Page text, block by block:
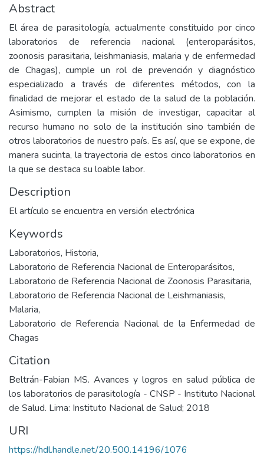
Abstract
El área de parasitología, actualmente constituido por cinco
laboratorios de referencia nacional (enteroparásitos,
zoonosis parasitaria, leishmaniasis, malaria y de enfermedad
de Chagas), cumple un rol de prevención y diagnóstico
especializado a través de diferentes métodos, con la
finalidad de mejorar el estado de la salud de la población.
Asimismo, cumplen la misión de investigar, capacitar al
recurso humano no solo de la institución sino también de
otros laboratorios de nuestro país. Es así, que se expone, de
manera sucinta, la trayectoria de estos cinco laboratorios en
la que se destaca su loable labor.
Description
El artículo se encuentra en versión electrónica
Keywords
Laboratorios, Historia,
Laboratorio de Referencia Nacional de Enteroparásitos,
Laboratorio de Referencia Nacional de Zoonosis Parasitaria,
Laboratorio de Referencia Nacional de Leishmaniasis,
Malaria,
Laboratorio de Referencia Nacional de la Enfermedad de
Chagas
Citation
Beltrán-Fabian MS. Avances y logros en salud pública de
los laboratorios de parasitología - CNSP - Instituto Nacional
de Salud. Lima: Instituto Nacional de Salud; 2018
URI
https://hdl.handle.net/20.500.14196/1076